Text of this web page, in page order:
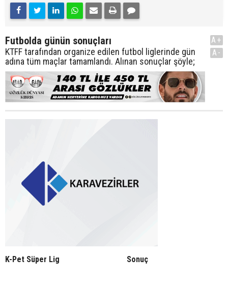
Futbolda günün sonuçları
KTFF tarafından organize edilen futbol liglerinde gün
adına tüm maçlar tamamlandı. Alınan sonuçlar şöyle;
A+
A-
K-Pet Süper Lig Sonuç